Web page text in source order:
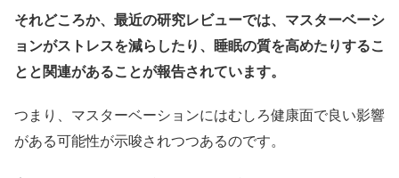
それどころか、最近の研究レビューでは、マスターベーシ
ョンがストレスを減らしたり、睡眠の質を高めたりするこ
とと関連があることが報告されています。
つまり、マスターベーションにはむしろ健康面で良い影響
がある可能性が示唆されつつあるのです。